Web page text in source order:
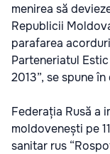
menirea să
Republicii
parafarea
Parteneriatul
2013”, se spune
Federația Rusă a
moldovenești pe
sanitar rus